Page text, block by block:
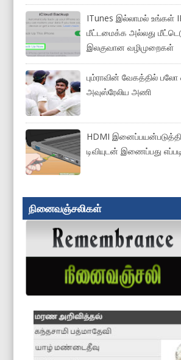
ITunes இல்லாமல் உங்கள்
மீட்டமைக்க அல்லது
இலகுவான வழிமுறைகள்
பும்ராவின் வேகத்தில்
அவுஸ்ரேலிய அணி
HDMI
டிவியுடன் இணைப்பது
நினைவஞ்சலிகள்